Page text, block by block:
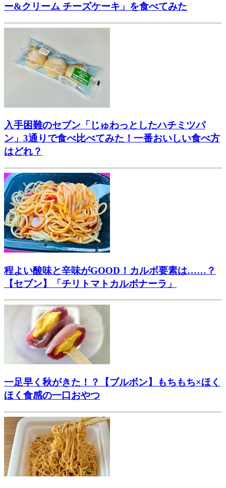
ー&クリーム チーズケーキ」を食べてみた
入手困難のセブン「じゅわっとしたハチミツパ
ン」3通りで食べ比べてみた！一番おいしい食べ方
はどれ？
程よい酸味と辛味がGOOD！カルボ要素は……？
【セブン】「チリトマトカルボナーラ」
一足早く秋がきた！？【ブルボン】もちもち×ほく
ほく食感の一口おやつ